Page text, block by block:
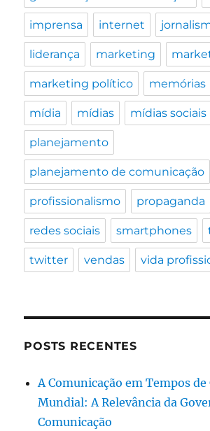
imprensa internet
liderança marketing
marketing político memórias
mídia mídias mídias sociais
planejamento
planejamento de comunicação
profissionalismo propaganda
redes sociais smartphones
twitter vendas vida
POSTS RECENTES
A Comunicação em Tempos de
Mundial: A Relevância da
Comunicação